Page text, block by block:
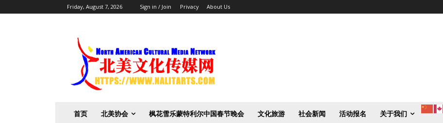
Friday, August 7, 2026 Sign in / Join Privacy About Us
首页 北美协会 枫花雪乐蒙特利尔中国春节晚会 文化旅游 社会新闻 活动报名 关于我们